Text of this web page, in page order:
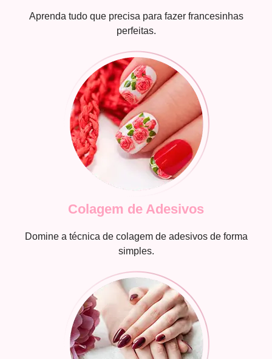
Aprenda tudo que precisa para fazer francesinhas
perfeitas.
Colagem de Adesivos
Domine a técnica de colagem de adesivos de forma
simples.